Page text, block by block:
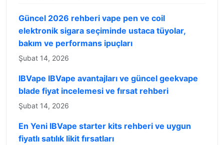
Güncel 2026 rehberi vape pen ve coil
elektronik sigara seçiminde ustaca tüyolar,
bakım ve performans ipuçları
Şubat 14, 2026
IBVape IBVape avantajları ve güncel geekvape
blade fiyat incelemesi ve fırsat rehberi
Şubat 14, 2026
En Yeni IBVape starter kits rehberi ve uygun
fiyatlı satılık likit fırsatları